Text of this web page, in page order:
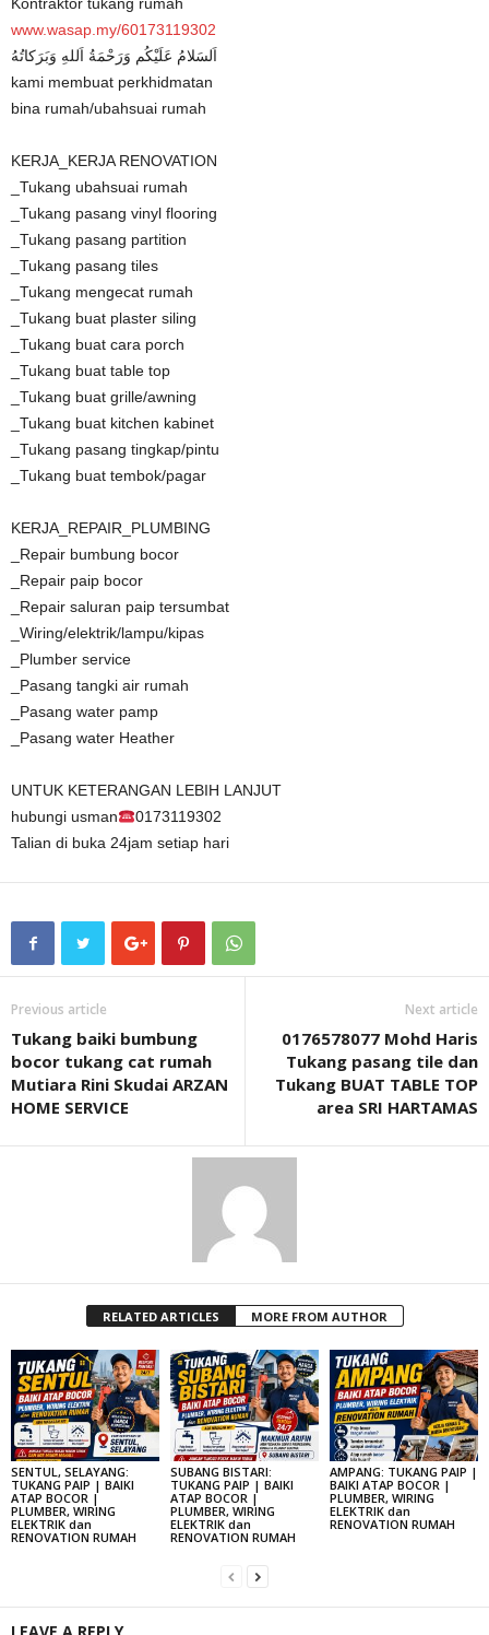
Kontraktor tukang rumah
www.wasap.my/60173119302
اَلسَلامُ عَلَيْكُم وَرَحْمَةُ اَللهِ وَبَرَكاتُهُ
kami membuat perkhidmatan
bina rumah/ubahsuai rumah
KERJA_KERJA RENOVATION
_Tukang ubahsuai rumah
_Tukang pasang vinyl flooring
_Tukang pasang partition
_Tukang pasang tiles
_Tukang mengecat rumah
_Tukang buat plaster siling
_Tukang buat cara porch
_Tukang buat table top
_Tukang buat grille/awning
_Tukang buat kitchen kabinet
_Tukang pasang tingkap/pintu
_Tukang buat tembok/pagar
KERJA_REPAIR_PLUMBING
_Repair bumbung bocor
_Repair paip bocor
_Repair saluran paip tersumbat
_Wiring/elektrik/lampu/kipas
_Plumber service
_Pasang tangki air rumah
_Pasang water pamp
_Pasang water Heather
UNTUK KETERANGAN LEBIH LANJUT
hubungi usman
0173119302
Talian di buka 24jam setiap hari
Previous article
Tukang baiki bumbung
bocor tukang cat rumah
Mutiara Rini Skudai ARZAN
HOME SERVICE
Next article
0176578077 Mohd Haris
Tukang pasang tile dan
Tukang BUAT TABLE TOP
area SRI HARTAMAS
RELATED ARTICLES MORE FROM AUTHOR
SENTUL, SELAYANG:
TUKANG PAIP | BAIKI
ATAP BOCOR |
PLUMBER, WIRING
ELEKTRIK dan
RENOVATION RUMAH
SUBANG BISTARI:
TUKANG PAIP | BAIKI
ATAP BOCOR |
PLUMBER, WIRING
ELEKTRIK dan
RENOVATION RUMAH
AMPANG: TUKANG PAIP |
BAIKI ATAP BOCOR |
PLUMBER, WIRING
ELEKTRIK dan
RENOVATION RUMAH